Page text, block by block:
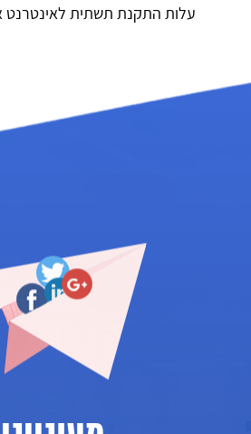
עלות התקנת תשתית לאינטרנט